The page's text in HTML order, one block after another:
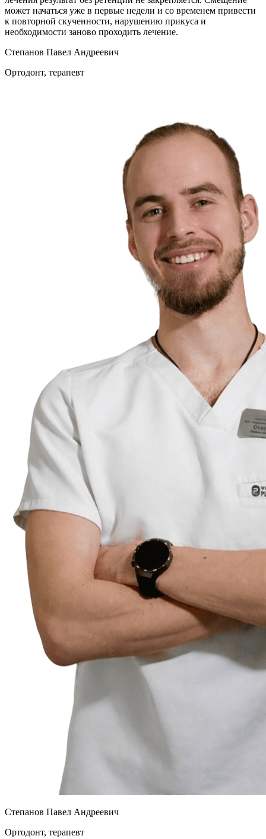
может начаться уже в первые недели и со временем привести
к повторной скученности, нарушению прикуса и
необходимости заново проходить лечение.
Степанов Павел Андреевич
Ортодонт, терапевт
Степанов Павел Андреевич
Ортодонт, терапевт